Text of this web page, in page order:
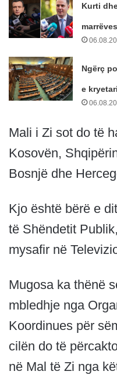
Kurti
Ngërç
e
Mali i Zi sot do të
Kosovën,
Bosnjë dhe
Kjo është bërë e
të Shëndetit
mysafir në
Mugosa ka thënë
mbledhje nga
Koordinues për
cilën do të
në Mal të Zi nga